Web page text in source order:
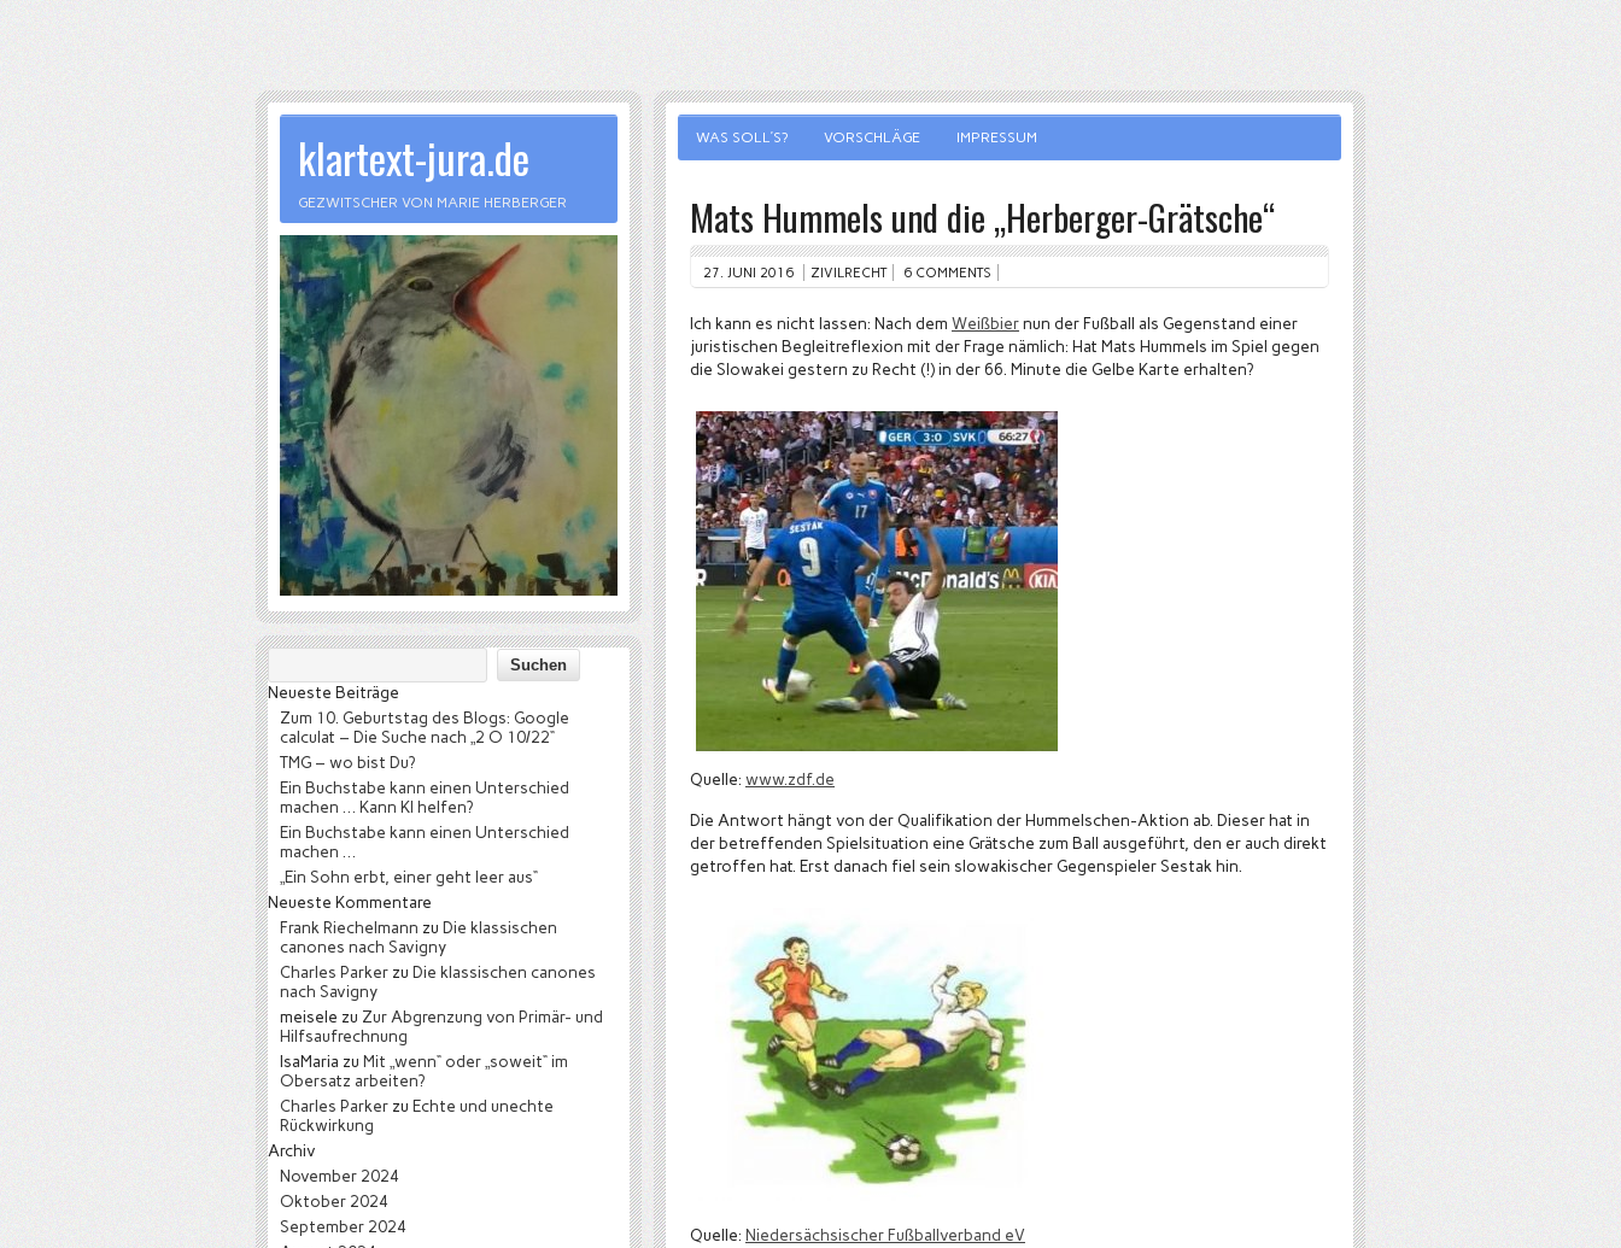
WAS SOLL’S? VORSCHLÄGE IMPRESSUM
Mats Hummels und die „Herberger-Grätsche“
27. JUNI 2016 ZIVILRECHT 6 COMMENTS
Ich kann es nicht lassen: Nach dem Weißbiernun der Fußball als Gegenstand einer
juristischen Begleitreflexion mit der Frage nämlich: Hat Mats Hummels im Spiel gegen
die Slowakei gestern zu Recht (!) in der 66. Minute die Gelbe Karte erhalten?
Quelle: www.zdf.de
Die Antwort hängt von der Qualifikation der Hummelschen-Aktion ab. Dieser hat in
der betreffenden Spielsituation eine Grätsche zum Ball ausgeführt, den er auch direkt
getroffen hat. Erst danach fiel sein slowakischer Gegenspieler Sestak hin.
Quelle: Niedersächsischer Fußballverband eV
klartext-jura.de
GEZWITSCHER VON MARIE HERBERGER
Neueste Beiträge
Zum 10. Geburtstag des Blogs: Google
calculat – Die Suche nach „2 O 10/22“
TMG – wo bist Du?
Ein Buchstabe kann einen Unterschied
machen … Kann KI helfen?
Ein Buchstabe kann einen Unterschied
machen …
„Ein Sohn erbt, einer geht leer aus“
Neueste Kommentare
Frank Riechelmann zu Die klassischen
canones nach Savigny
Charles Parker zu Die klassischen canones
nach Savigny
meisele zu Zur Abgrenzung von Primär- und
Hilfsaufrechnung
IsaMaria zu Mit „wenn“ oder „soweit“ im
Obersatz arbeiten?
Charles Parker zu Echte und unechte
Rückwirkung
Archiv
November 2024
Oktober 2024
September 2024